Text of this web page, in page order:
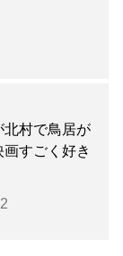
北村で鳥居が
すごく好き